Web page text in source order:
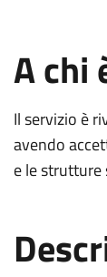
A chi
Il servizio è
avendo
e le strutture